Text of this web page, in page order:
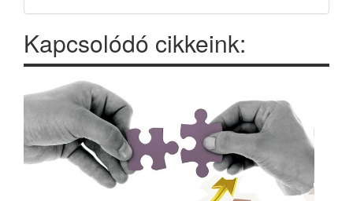
Kapcsolódó cikkeink: